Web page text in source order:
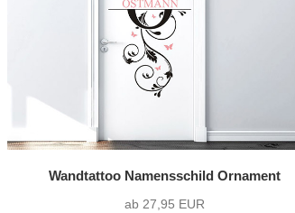
Wandtattoo Namensschild Ornament
ab 27,95 EUR